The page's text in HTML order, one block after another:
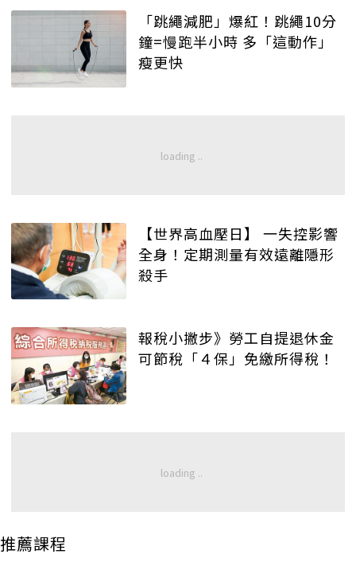
「跳繩減肥」爆紅！跳繩10分
鐘=慢跑半小時 多「這動作」
瘦更快
【世界高血壓日】 一失控影響
全身！定期測量有效遠離隱形
殺手
報稅小撇步》勞工自提退休金
可節稅「４保」免繳所得稅！
推薦課程